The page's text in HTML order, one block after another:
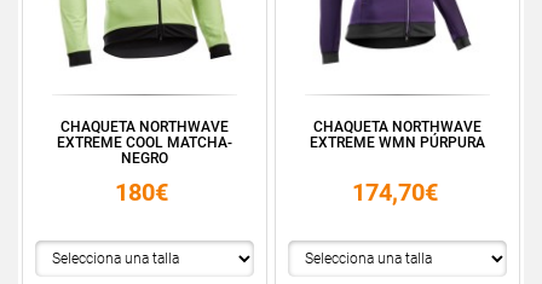
CHAQUETA NORTHWAVE
EXTREME COOL MATCHA-
NEGRO
180€
CHAQUETA NORTHWAVE
EXTREME WMN PÚRPURA
174,70€